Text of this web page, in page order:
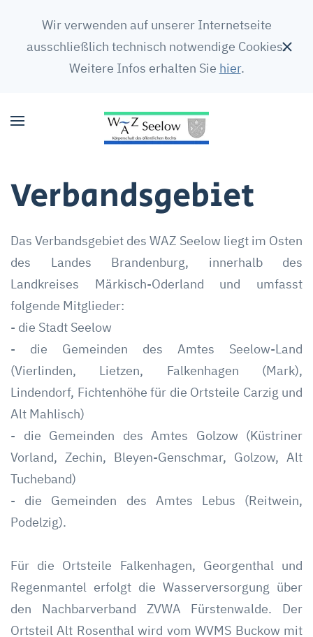
Wir verwenden auf unserer Internetseite
ausschließlich technisch notwendige Cookies.
Weitere Infos erhalten Sie hier.
Verbands­gebiet
Das Verbandsgebiet des WAZ Seelow liegt im Osten
des Landes Brandenburg, innerhalb des
Landkreises Märkisch-Oderland und umfasst
folgende Mitglieder:
- die Stadt Seelow
- die Gemeinden des Amtes Seelow-Land
(Vierlinden, Lietzen, Falkenhagen (Mark),
Lindendorf, Fichtenhöhe für die Ortsteile Carzig und
Alt Mahlisch)
- die Gemeinden des Amtes Golzow (Küstriner
Vorland, Zechin, Bleyen-Genschmar, Golzow, Alt
Tucheband)
- die Gemeinden des Amtes Lebus (Reitwein,
Podelzig).
Für die Ortsteile Falkenhagen, Georgenthal und
Regenmantel erfolgt die Wasserversorgung über
den Nachbarverband ZVWA Fürstenwalde. Der
Ortsteil Alt Rosenthal wird vom WVMS Buckow mit